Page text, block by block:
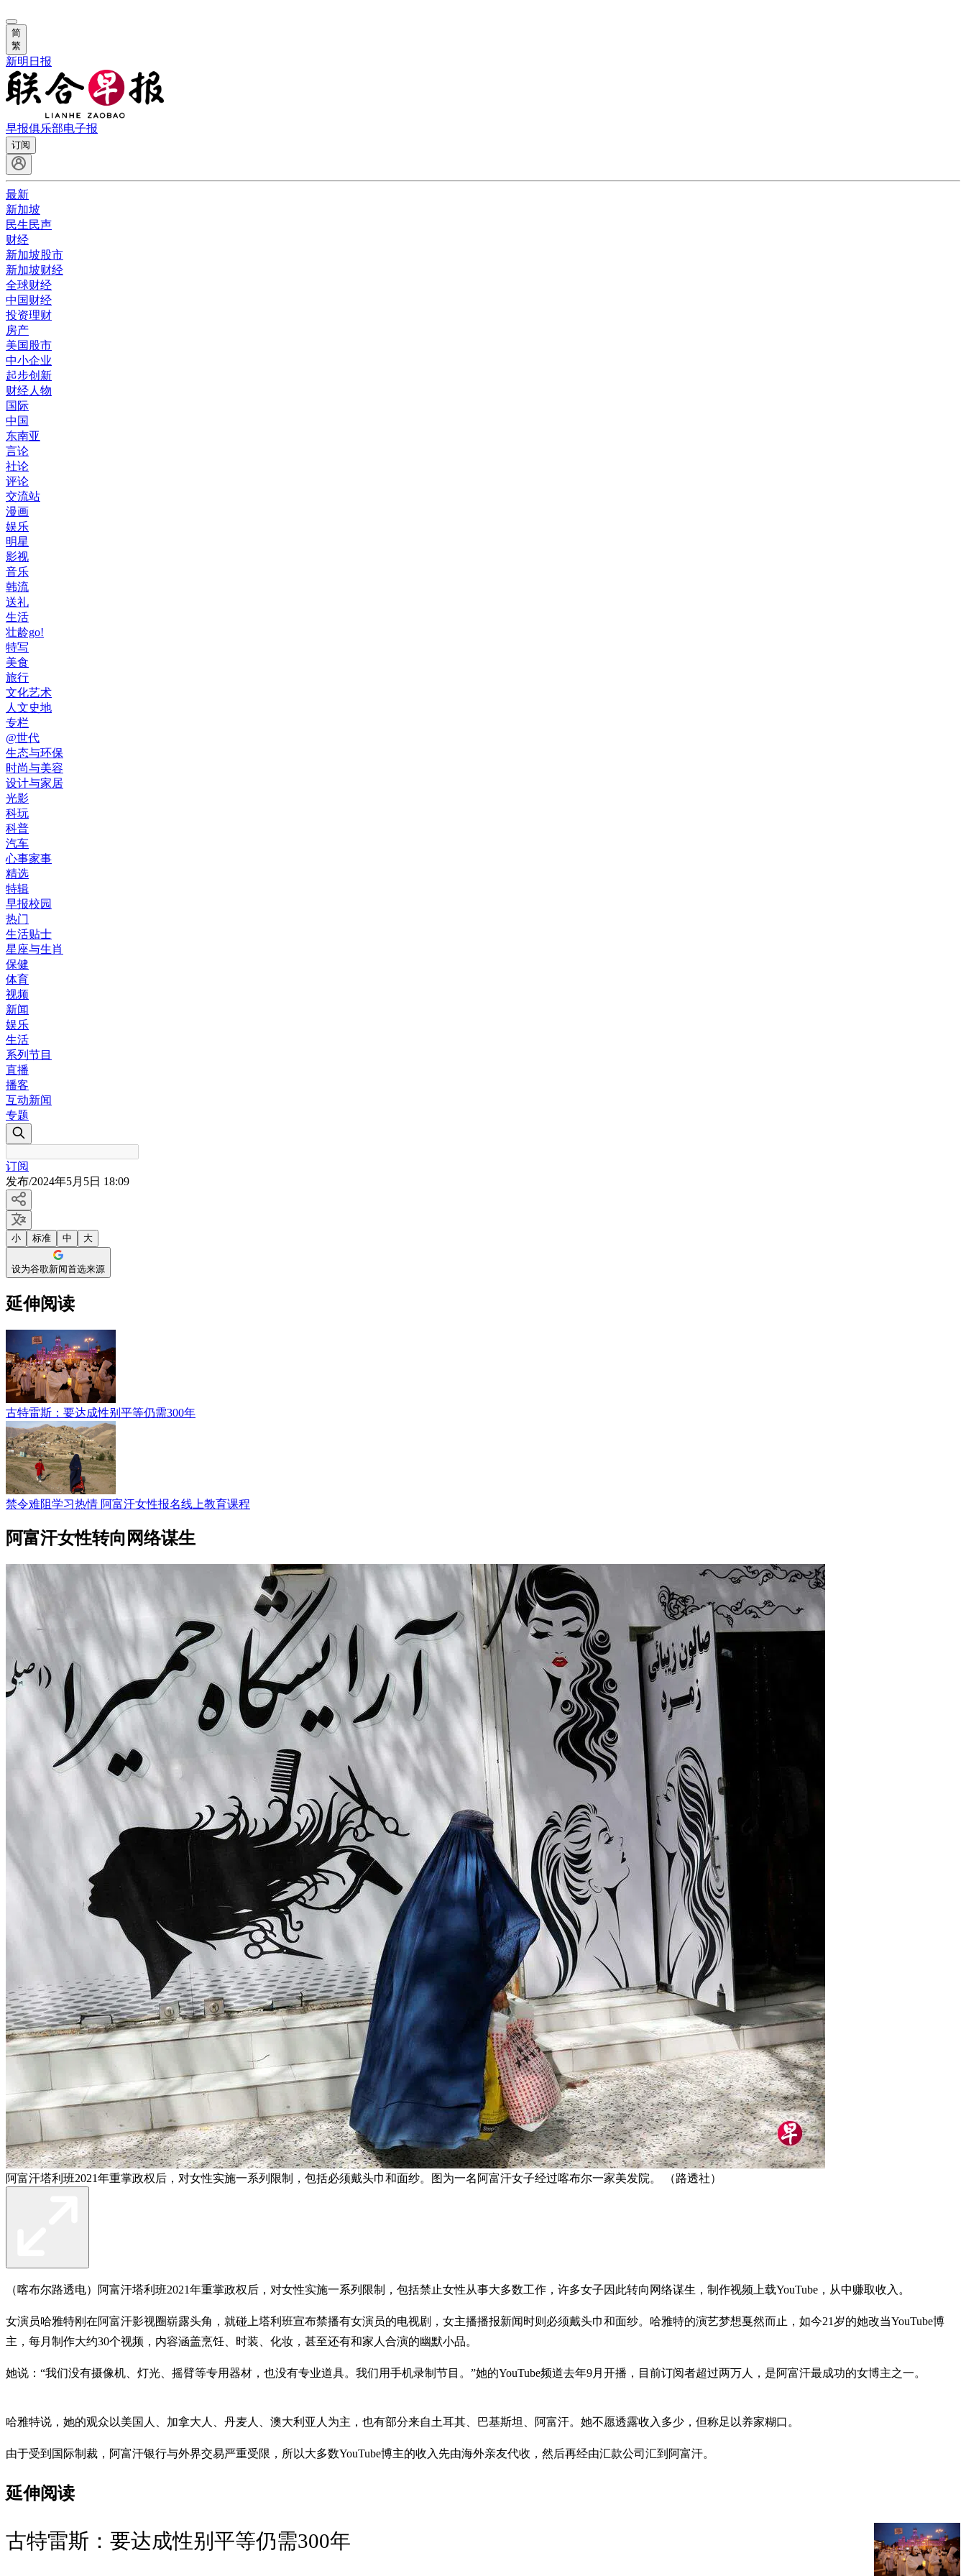
简
繁
新明日报
早报俱乐部电子报
订阅
最新
新加坡
民生民声
财经
新加坡股市
新加坡财经
全球财经
中国财经
投资理财
房产
美国股市
中小企业
起步创新
财经人物
国际
中国
东南亚
言论
社论
评论
交流站
漫画
娱乐
明星
影视
音乐
韩流
送礼
生活
壮龄go!
特写
美食
旅行
文化艺术
人文史地
专栏
@世代
生态与环保
时尚与美容
设计与家居
光影
科玩
科普
汽车
心事家事
精选
特辑
早报校园
热门
生活贴士
星座与生肖
保健
体育
视频
新闻
娱乐
生活
系列节目
直播
播客
互动新闻
专题
订阅
发布/2024年5月5日 18:09
小 标准 中 大
设为谷歌新闻首选来源
延伸阅读
古特雷斯：要达成性别平等仍需300年
禁令难阻学习热情 阿富汗女性报名线上教育课程
阿富汗女性转向网络谋生
阿富汗塔利班2021年重掌政权后，对女性实施一系列限制，包括必须戴头巾和面纱。图为一名阿富汗女子经过喀布尔一家美发院。 （路透社）
（喀布尔路透电）阿富汗塔利班2021年重掌政权后，对女性实施一系列限制，包括禁止女性从事大多数工作，许多女子因此转向网络谋生，制作视频上载YouTube，从中赚取收入。
女演员哈雅特刚在阿富汗影视圈崭露头角，就碰上塔利班宣布禁播有女演员的电视剧，女主播播报新闻时则必须戴头巾和面纱。哈雅特的演艺梦想戛然而止，如今21岁的她改当YouTube博
主，每月制作大约30个视频，内容涵盖烹饪、时装、化妆，甚至还有和家人合演的幽默小品。
她说：“我们没有摄像机、灯光、摇臂等专用器材，也没有专业道具。我们用手机录制节目。”她的YouTube频道去年9月开播，目前订阅者超过两万人，是阿富汗最成功的女博主之一。
哈雅特说，她的观众以美国人、加拿大人、丹麦人、澳大利亚人为主，也有部分来自土耳其、巴基斯坦、阿富汗。她不愿透露收入多少，但称足以养家糊口。
由于受到国际制裁，阿富汗银行与外界交易严重受限，所以大多数YouTube博主的收入先由海外亲友代收，然后再经由汇款公司汇到阿富汗。
延伸阅读
古特雷斯：要达成性别平等仍需300年